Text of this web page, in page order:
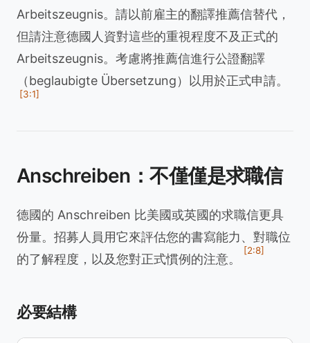
Arbeitszeugnis。請以前雇主的翻譯推薦信替代，
但請注意德國人資對這些的重視程度不及正式的
Arbeitszeugnis。考慮將推薦信進行公證翻譯
（beglaubigte Übersetzung）以用於正式申請。
[3:1]
Anschreiben：不僅僅是求職信
德國的 Anschreiben 比美國或英國的求職信更具
份量。招募人員用它來評估您的書寫能力、對職位
的了解程度，以及您對正式慣例的注意。
[2:8]
必要結構